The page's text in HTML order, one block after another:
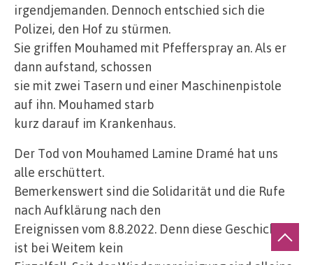
irgendjemanden. Dennoch entschied sich die
Polizei, den Hof zu stürmen.
Sie griffen Mouhamed mit Pfefferspray an. Als er
dann aufstand, schossen
sie mit zwei Tasern und einer Maschinenpistole
auf ihn. Mouhamed starb
kurz darauf im Krankenhaus.
Der Tod von Mouhamed Lamine Dramé hat uns
alle erschüttert.
Bemerkenswert sind die Solidarität und die Rufe
nach Aufklärung nach den
Ereignissen vom 8.8.2022. Denn diese Geschichte
ist bei Weitem kein